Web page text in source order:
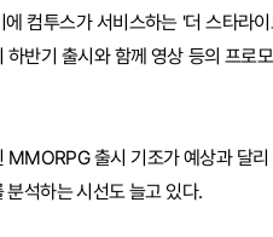
컴투스가 서비스하는 '더 스타라
반기 출시와 함께 영상 등의 프로
MMORPG 출시 기조가 예상과 달
석하는 시선도 늘고 있다.